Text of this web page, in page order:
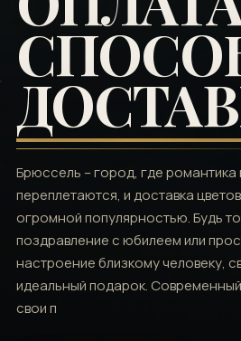
Брюссель – город, где романтика
переплетаются, и доставка
огромной популярностью. Будь
поздравление с юбилеем или
настроение близкому человеку,
идеальный подарок.
свои п